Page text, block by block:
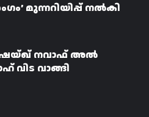
മുന്നറിയിപ്പ് നൽകി
നവാഫ് അൽ
വാങ്ങി